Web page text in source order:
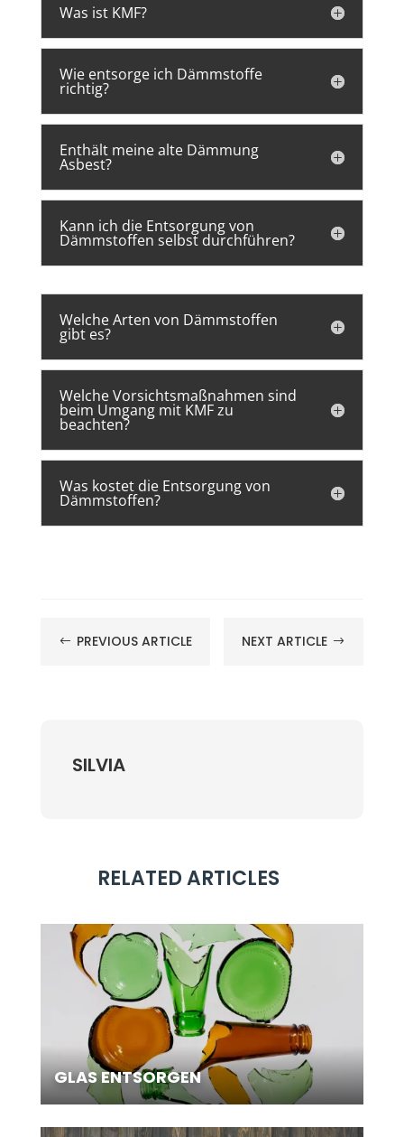
Was ist KMF?
Wie entsorge ich Dämmstoffe
richtig?
Enthält meine alte Dämmung
Asbest?
Kann ich die Entsorgung von
Dämmstoffen selbst durchführen?
Welche Arten von Dämmstoffen
gibt es?
Welche Vorsichtsmaßnahmen sind
beim Umgang mit KMF zu
beachten?
Was kostet die Entsorgung von
Dämmstoffen?
# PREVIOUS ARTICLE NEXT ARTICLE $
SILVIA
RELATED ARTICLES
GLAS ENTSORGEN